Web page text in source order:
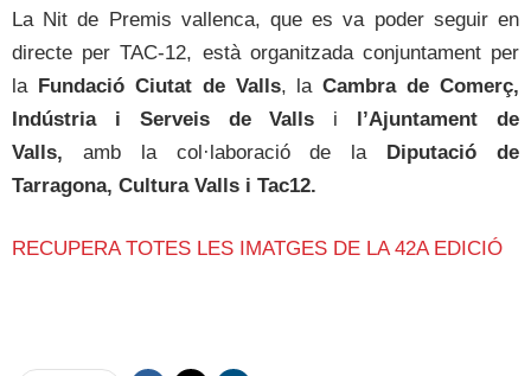
La Nit de Premis vallenca, que es va poder seguir en
directe per TAC-12, està organitzada conjuntament per
la Fundació Ciutat de Valls, laCambra de Comerç,
Indústria i Serveis de Valls i l’Ajuntament de
Valls, amb la col·laboració de la Diputació de
Tarragona, Cultura Valls i Tac12.
RECUPERA TOTES LES IMATGES DE LA 42A EDICIÓ